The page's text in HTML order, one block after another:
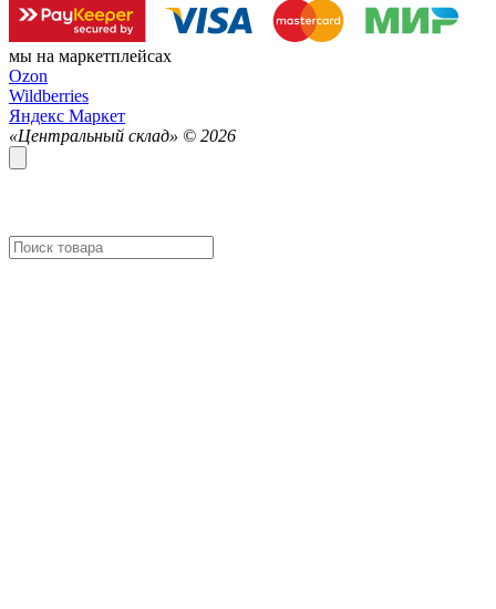
мы на маркетплейсах
Ozon
Wildberries
Яндекс Маркет
«Центральный склад» © 2026